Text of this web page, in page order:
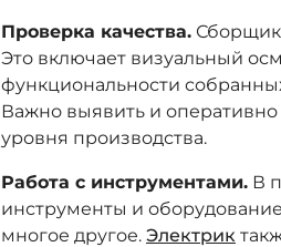
Проверка качества. Сборщик
Это включает визуальный
функциональности
Важно выявить и
уровня производства.
Работа с инструментами. В
инструменты и
многое другое. Электрик